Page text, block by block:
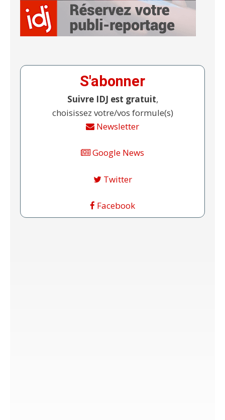
S'abonner
Suivre IDJ est gratuit,
choisissez votre/vos formule(s)
Newsletter
Google News
Twitter
Facebook